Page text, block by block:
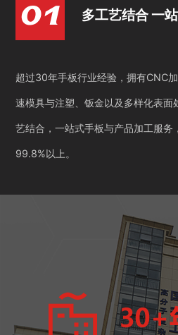
多工艺结合 一
超过30年手板行业经验，拥有CNC
速模具与注塑、钣金以及多样化表面
艺结合，一站式手板与产品加工服务
99.8%以上。